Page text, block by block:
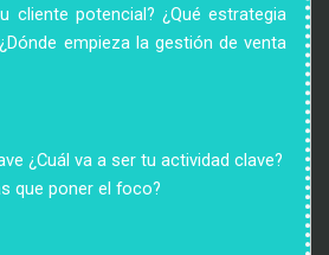
cliente potencial? ¿Qué estrategia
empieza la gestión de venta
¿Cuál va a ser tu actividad clave?
que poner el foco?